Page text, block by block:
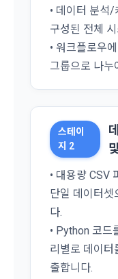
8. “교육”이라 함은 “
라인/오프라인 교육
9. "아이디"라 함은 회
호하기 위하여 "회원"
동일한 용도로 쓰이는
제 3 조 (효력의 발생
본 약관은 온라인을
생한다.
1. "회사"는 이 약관의
명, 사업자등록번호,
면에 게시하거나 기타
1) 회원관리
회원제 서비스 이용
의에 대한 응답, 새로
2) 서비스 제공에 관
본인인증, 채용정보
간의 상호 연락, 구매
방지와 비인가 사용방
3) 서비스 개발 및 마
맞춤 서비스 제공, 서
규 서비스 개발을 위
따른 광고, 이벤트 정
• 데이터 분석
구성된 전체
• 워크플로우
그룹으로 나누
스테이
지 2
• 대용량 CSV
단일 데이터셋
다.
• Python 코드
리별로 데이터
출합니다.